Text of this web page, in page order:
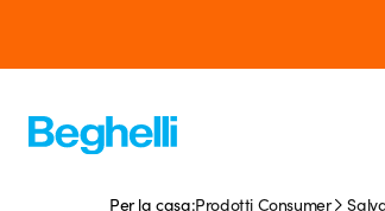
Per la casa:Prodotti Consumer